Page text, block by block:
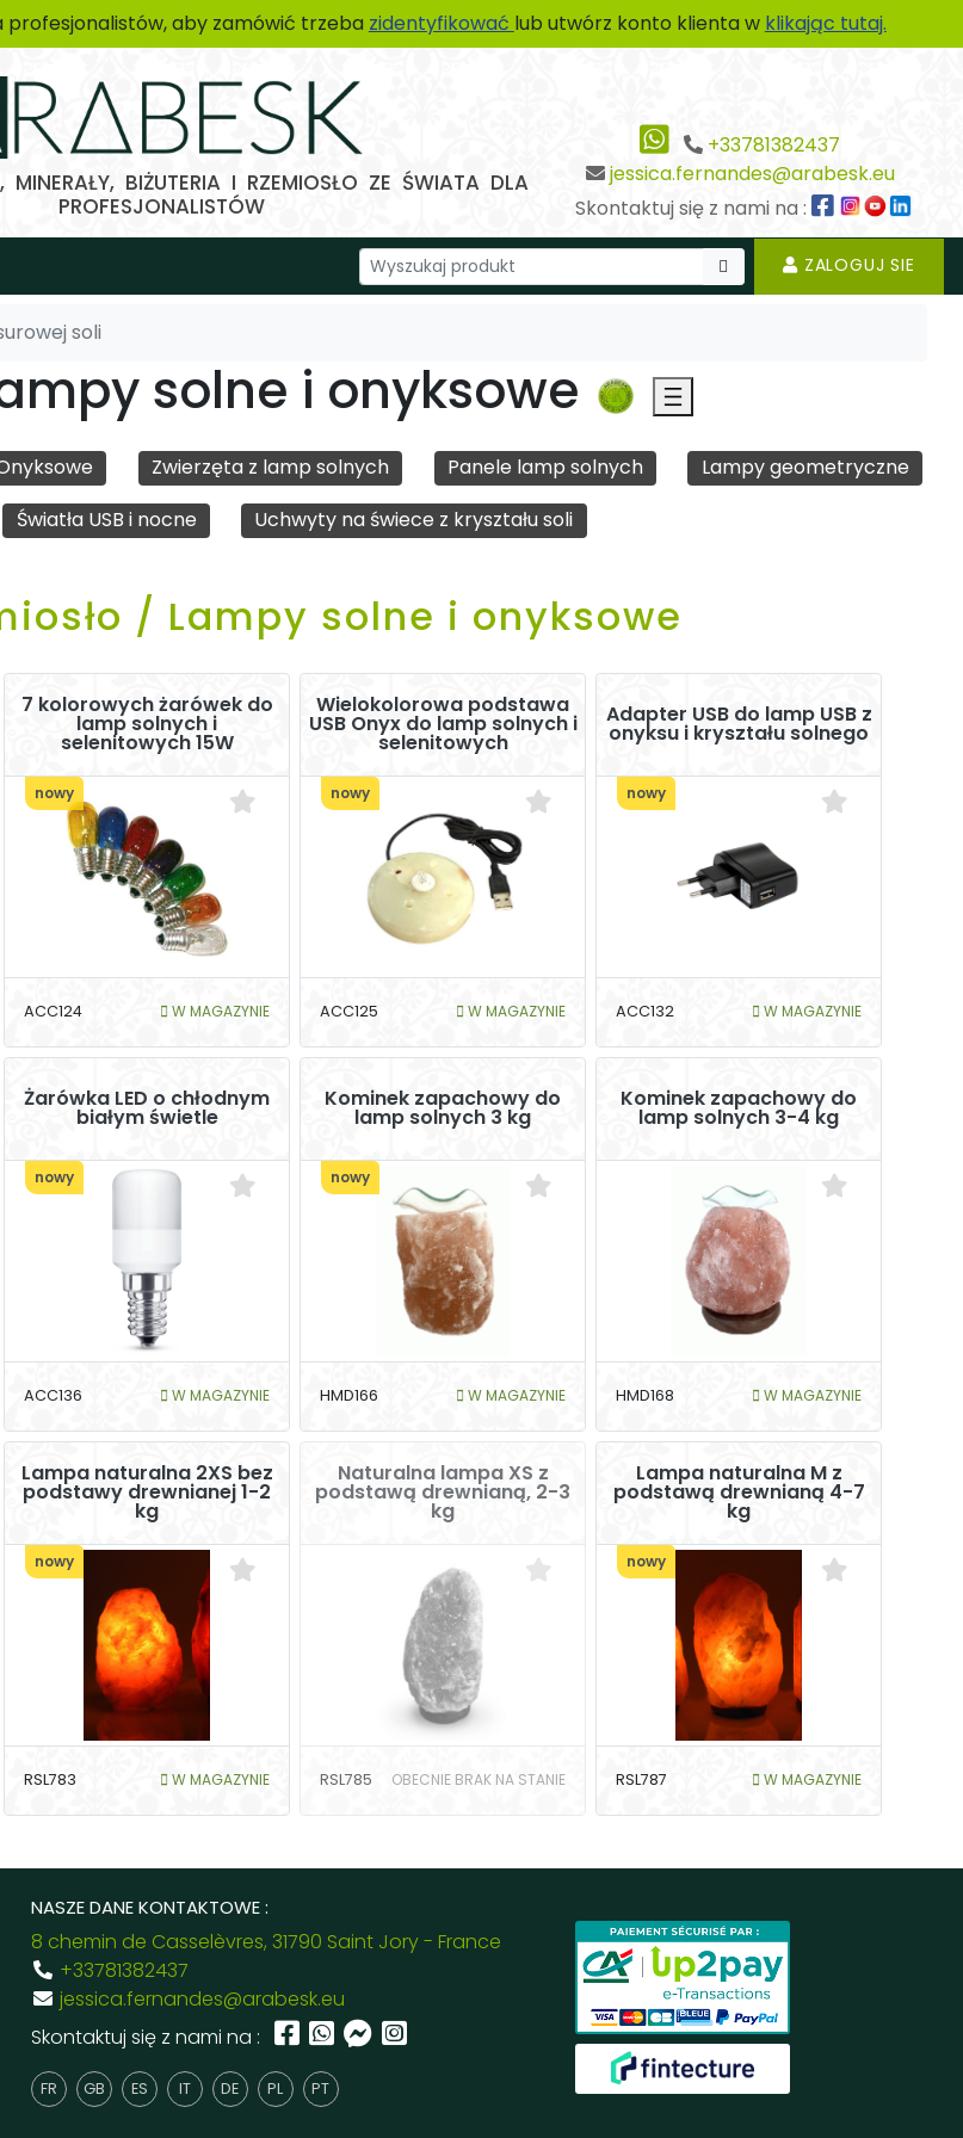
aby zamówić trzeba zidentyfikować lub utwórz konto klienta w klikając tutaj.
MINERAŁY, BIŻUTERIA I RZEMIOSŁO ZE ŚWIATA DLA
PROFESJONALISTÓW
+33781382437
jessica.fernandes@arabesk.eu
Skontaktuj się z nami na :
ZALOGUJ SIE
soli
solne i onyksowe
Zwierzęta z lamp solnych Panele lamp solnych
Lampy geometryczne
Światła USB i nocne
Uchwyty na świece z kryształu soli
/ Lampy solne i onyksowe
7 kolorowych żarówek do
lamp solnych i
selenitowych 15W
nowy
ACC124 W MAGAZYNIE
Wielokolorowa podstawa
USB Onyx do lamp solnych i
selenitowych
nowy
ACC125 W MAGAZYNIE
Adapter USB do lamp USB z
onyksu i kryształu solnego
nowy
ACC132 W MAGAZYNIE
Żarówka LED o chłodnym
białym świetle
nowy
ACC136 W MAGAZYNIE
Kominek zapachowy do
lamp solnych 3 kg
nowy
HMD166 W MAGAZYNIE
Kominek zapachowy do
lamp solnych 3-4 kg
HMD168 W MAGAZYNIE
Lampa naturalna 2XS bez
podstawy drewnianej 1-2
kg
nowy
RSL783 W MAGAZYNIE
Naturalna lampa XS z
podstawą drewnianą, 2-3
kg
RSL785 OBECNIE BRAK NA STANIE
Lampa naturalna M z
podstawą drewnianą 4-7
kg
nowy
RSL787 W MAGAZYNIE
NASZE DANE KONTAKTOWE :
8 chemin de Casselèvres, 31790 Saint Jory - France
+33781382437
jessica.fernandes@arabesk.eu
Skontaktuj się z nami na :
FR GB ES IT DE PL PT